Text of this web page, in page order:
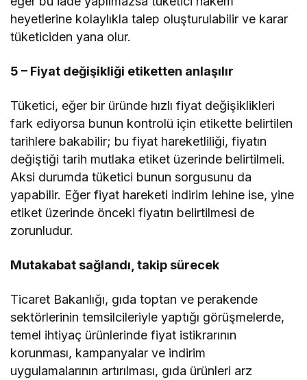
heyetlerine kolaylıkla talep oluşturulabilir ve karar
tüketiciden yana olur.
5 – Fiyat değişikliği etiketten anlaşılır
Tüketici, eğer bir üründe hızlı fiyat değişiklikleri
fark ediyorsa bunun kontrolü için etikette belirtilen
tarihlere bakabilir; bu fiyat hareketliliği, fiyatın
değiştiği tarih mutlaka etiket üzerinde belirtilmeli.
Aksi durumda tüketici bunun sorgusunu da
yapabilir. Eğer fiyat hareketi indirim lehine ise, yine
etiket üzerinde önceki fiyatın belirtilmesi de
zorunludur.
Mutakabat sağlandı, takip sürecek
Ticaret Bakanlığı, gıda toptan ve perakende
sektörlerinin temsilcileriyle yaptığı görüşmelerde,
temel ihtiyaç ürünlerinde fiyat istikrarının
korunması, kampanyalar ve indirim
uygulamalarının artırılması, gıda ürünleri arz